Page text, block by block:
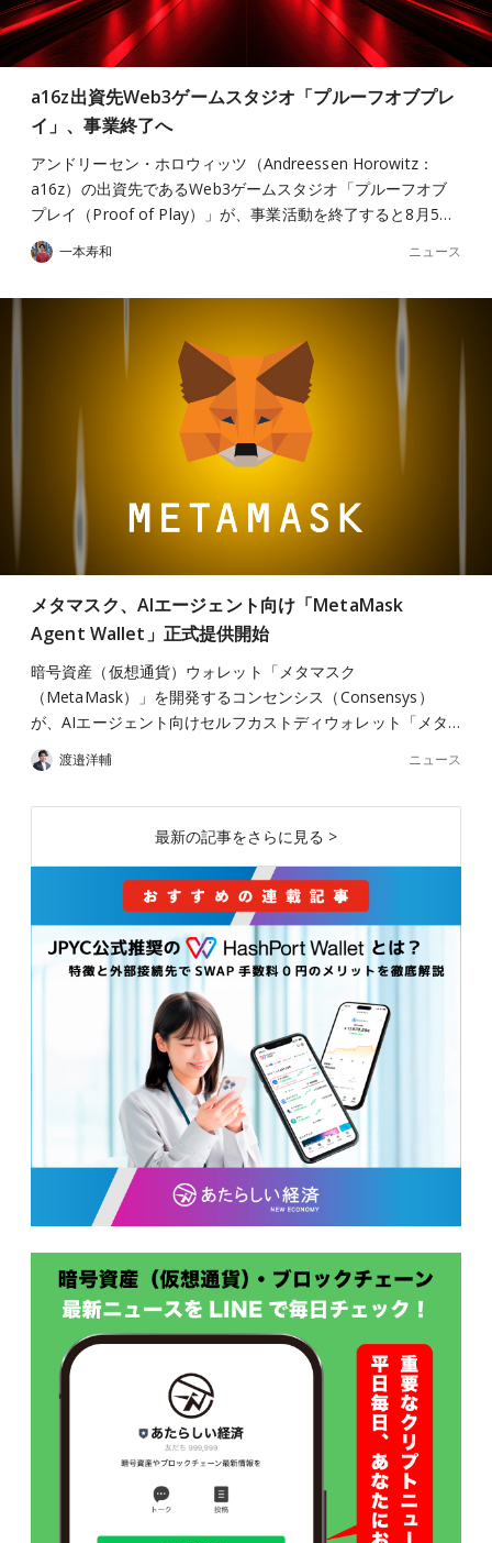
a16z出資先Web3ゲームスタジオ「プルーフオブプレ
イ」、事業終了へ
アンドリーセン・ホロウィッツ（Andreessen Horowitz：
a16z）の出資先であるWeb3ゲームスタジオ「プルーフオブ
プレイ（Proof of Play）」が、事業活動を終了すると8月5…
一本寿和 ニュース
メタマスク、AIエージェント向け「MetaMask
Agent Wallet」正式提供開始
暗号資産（仮想通貨）ウォレット「メタマスク
（MetaMask）」を開発するコンセンシス（Consensys）
が、AIエージェント向けセルフカストディウォレット「メタ…
渡邉洋輔 ニュース
最新の記事をさらに見る >